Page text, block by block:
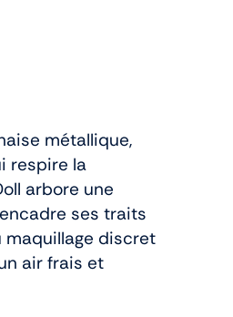
métallique,
respire la
arbore une
ses traits
maquillage discret
air frais et